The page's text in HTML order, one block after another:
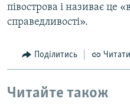
півострова і називає це
справедливості».
Поділитись
Читайте також